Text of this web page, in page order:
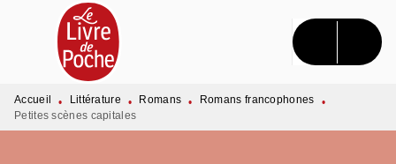
MENU RECHERCHE CONTENU
PIED DE PAGE
Accueil • Littérature • Romans • Romans francophones
•
Petites scènes capitales